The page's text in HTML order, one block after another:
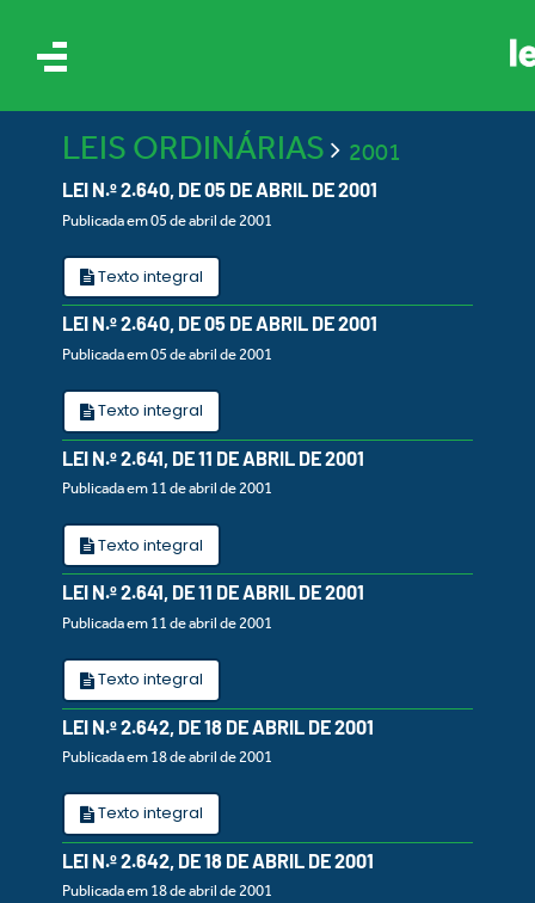
LEIS ORDINÁRIAS 2001
LEI N.º 2.640, DE 05 DE ABRIL DE 2001
Publicada em 05 de abril de 2001
Texto integral
LEI N.º 2.640, DE 05 DE ABRIL DE 2001
Publicada em 05 de abril de 2001
Texto integral
LEI N.º 2.641, DE 11 DE ABRIL DE 2001
Publicada em 11 de abril de 2001
Texto integral
LEI N.º 2.641, DE 11 DE ABRIL DE 2001
Publicada em 11 de abril de 2001
Texto integral
LEI N.º 2.642, DE 18 DE ABRIL DE 2001
Publicada em 18 de abril de 2001
Texto integral
LEI N.º 2.642, DE 18 DE ABRIL DE 2001
Publicada em 18 de abril de 2001